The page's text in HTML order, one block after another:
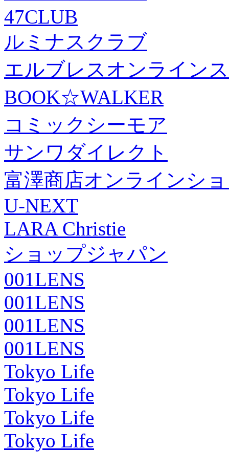
47CLUB
ルミナスクラブ
エルブレスオンライン
BOOK☆WALKER
コミックシーモア
サンワダイレクト
富澤商店オンラインシ
U-NEXT
LARA Christie
ショップジャパン
001LENS
001LENS
001LENS
001LENS
Tokyo Life
Tokyo Life
Tokyo Life
Tokyo Life